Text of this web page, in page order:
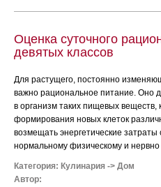
Оценка суточного
девятых классов
Для растущего, постоянно
важно рациональное питание. Оно
в организм таких пищевых веществ,
формирования новых клеток
возмещать энергетические затраты
нормальному физическому и нервно
Категория: Кулинария -> Дом
Автор: